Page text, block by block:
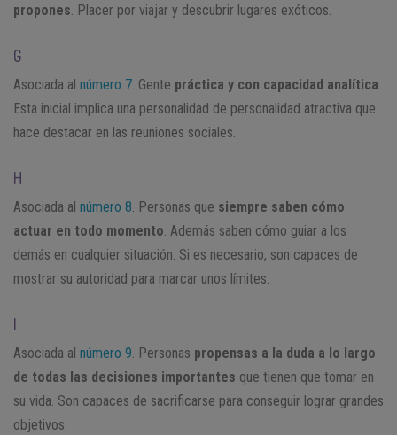
propones . Placer por viajar y descubrir lugares exóticos.
G
Asociada al número 7 . Gente práctica y con capacidad analítica
Esta inicial implica una personalidad de personalidad atractiva que
hace destacar en las reuniones sociales.
H
Asociada al número 8 . Personas que siempre saben cómo
actuar en todo momento . Además saben cómo guiar a los
demás en cualquier situación. Si es necesario, son capaces de
mostrar su autoridad para marcar unos límites.
I
Asociada al número 9 . Personas propensas a la duda a lo largo
de todas las decisiones importantes que tienen que tomar en
su vida. Son capaces de sacrificarse para conseguir lograr grandes
objetivos.